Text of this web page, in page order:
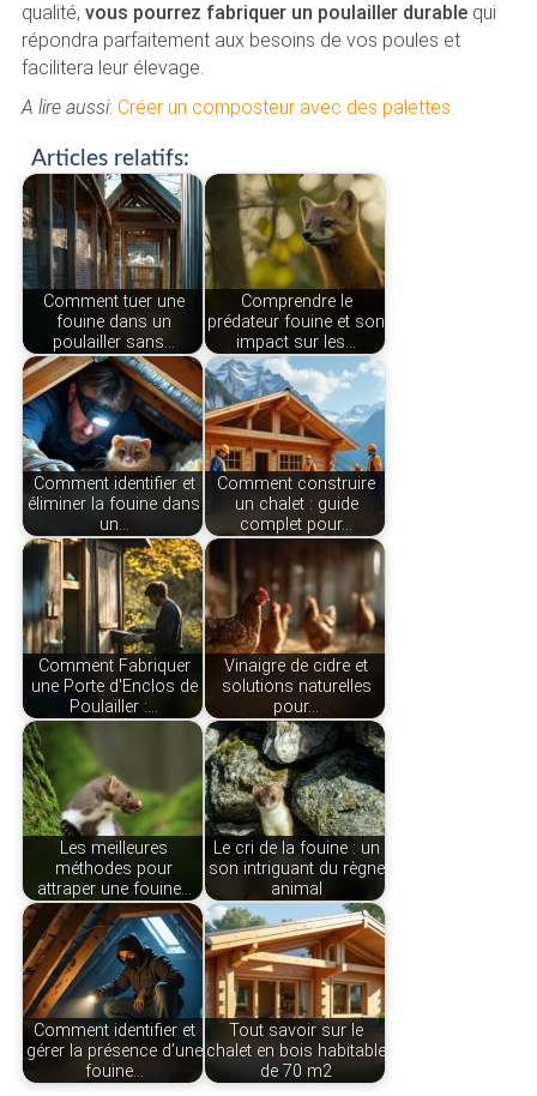
qualité, vous pourrez fabriquer un poulailler durablequi
répondra parfaitement aux besoins de vos poules et
facilitera leur élevage.
A lire aussi: Créer un composteur avec des palettes
Articles relatifs:
Comment tuer une
fouine dans un
poulailler sans…
Comprendre le
prédateur fouine et son
impact sur les…
Comment identifier et
éliminer la fouine dans
un…
Comment construire
un chalet : guide
complet pour…
Comment Fabriquer
une Porte d'Enclos de
Poulailler :…
Vinaigre de cidre et
solutions naturelles
pour…
Les meilleures
méthodes pour
attraper une fouine…
Le cri de la fouine : un
son intriguant du règne
animal
Comment identifier et
gérer la présence d’une
fouine…
Tout savoir sur le
chalet en bois habitable
de 70 m2